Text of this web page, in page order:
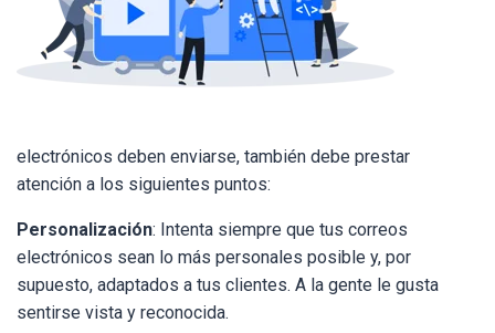
electrónicos deben enviarse, también debe prestar
atención a los siguientes puntos:
Personalización: Intenta siempre que tus correos
electrónicos sean lo más personales posible y, por
supuesto, adaptados a tus clientes. A la gente le gusta
sentirse vista y reconocida.